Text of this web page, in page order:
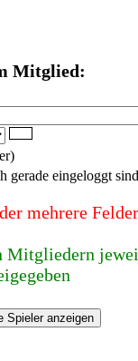
Mitglied:
gerade eingeloggt
mehrere
Mitgliedern